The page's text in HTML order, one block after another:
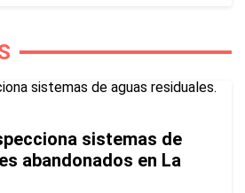
sistemas de
abandonados en La